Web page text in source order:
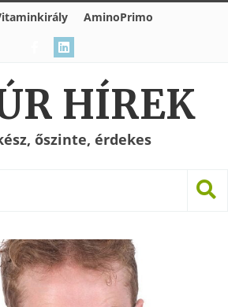
AminoPrimo
HÍREK
őszinte, érdekes